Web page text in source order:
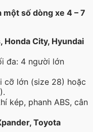
số dòng xe 4 – 7
Honda City, Hyundai
đa: 4 người lớn
cỡ lớn (size 28) hoặc
kép, phanh ABS, cân
Toyota